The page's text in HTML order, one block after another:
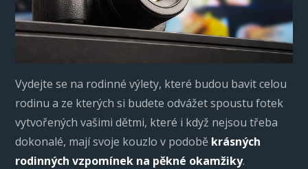
Vydejte se na rodinné výlety, které budou bavit celou
rodinu a ze kterých si budete odvážet spoustu fotek
vytvořených vašimi dětmi, které i když nejsou třeba
dokonalé, mají svoje kouzlo v podobě krásných
rodinných vzpomínek na pěkné okamžiky.